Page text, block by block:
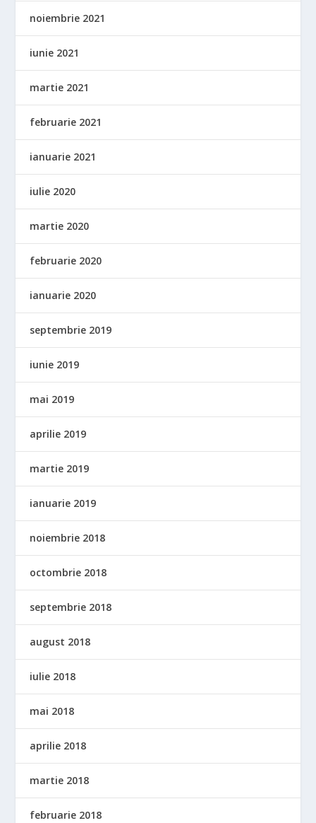
noiembrie 2021
iunie 2021
martie 2021
februarie 2021
ianuarie 2021
iulie 2020
martie 2020
februarie 2020
ianuarie 2020
septembrie 2019
iunie 2019
mai 2019
aprilie 2019
martie 2019
ianuarie 2019
noiembrie 2018
octombrie 2018
septembrie 2018
august 2018
iulie 2018
mai 2018
aprilie 2018
martie 2018
februarie 2018